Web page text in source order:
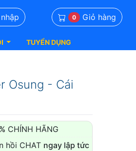
0 Giỏ hàng
TUYỂN DỤNG
Osung - Cái
CHÍNH HÃNG
hồi CHAT ngay lập tức